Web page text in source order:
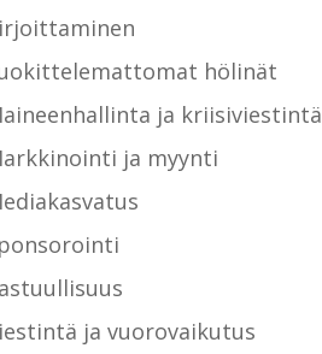
hölinät
ja kriisiviestintä
ja myynti
ja vuorovaikutus